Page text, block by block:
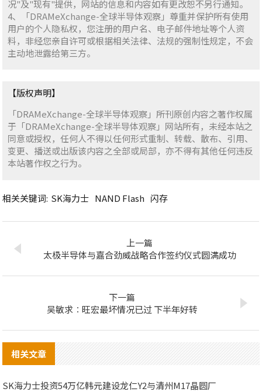
况"及"现有"提供，网站的信息和内容如有更改恕不另行通知。
4、「DRAMeXchange-全球半导体观察」尊重并保护所有使用
用户的个人隐私权，您注册的用户名、电子邮件地址等个人资
料，非经您亲自许可或根据相关法律、法规的强制性规定，不会
主动地泄露给第三方。
【版权声明】
「DRAMeXchange-全球半导体观察」所刊原创内容之著作权属
于「DRAMeXchange-全球半导体观察」网站所有，未经本站之
同意或授权，任何人不得以任何形式重制、转载、散布、引用、
变更、播送或出版该内容之全部或局部，亦不得有其他任何违反
本站著作权之行为。
相关关键词: SK海力士 NAND Flash 闪存
上一篇
太极半导体与嘉合劲威战略合作签约仪式圆满成功
下一篇
吴敏求︰旺宏最坏情况已过 下半年好转
相关文章
SK海力士投资54万亿韩元建设龙仁Y2与清州M17晶圆厂